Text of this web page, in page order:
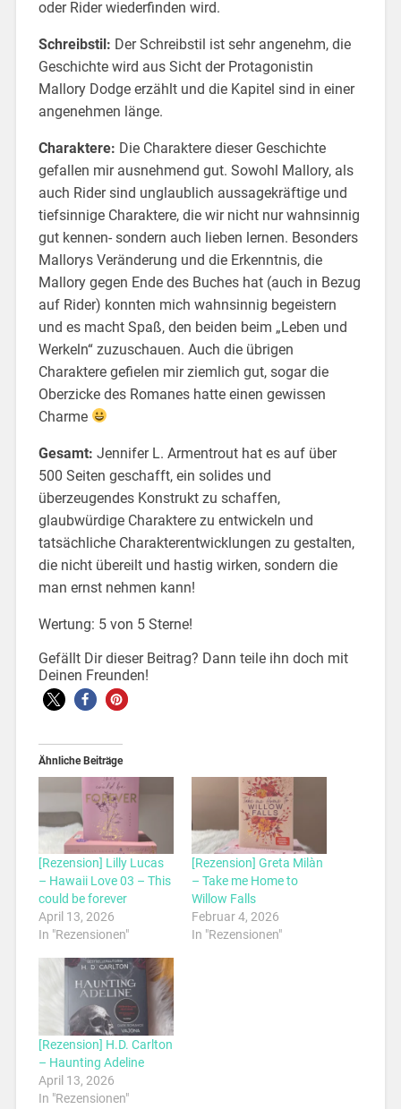
oder Rider wiederfinden wird.
Schreibstil: Der Schreibstil ist sehr angenehm, die
Geschichte wird aus Sicht der Protagonistin
Mallory Dodge erzählt und die Kapitel sind in einer
angenehmen länge.
Charaktere: Die Charaktere dieser Geschichte
gefallen mir ausnehmend gut. Sowohl Mallory, als
auch Rider sind unglaublich aussagekräftige und
tiefsinnige Charaktere, die wir nicht nur wahnsinnig
gut kennen- sondern auch lieben lernen. Besonders
Mallorys Veränderung und die Erkenntnis, die
Mallory gegen Ende des Buches hat (auch in Bezug
auf Rider) konnten mich wahnsinnig begeistern
und es macht Spaß, den beiden beim „Leben und
Werkeln“ zuzuschauen. Auch die übrigen
Charaktere gefielen mir ziemlich gut, sogar die
Oberzicke des Romanes hatte einen gewissen
Charme
Gesamt: Jennifer L. Armentrout hat es auf über
500 Seiten geschafft, ein solides und
überzeugendes Konstrukt zu schaffen,
glaubwürdige Charaktere zu entwickeln und
tatsächliche Charakterentwicklungen zu gestalten,
die nicht übereilt und hastig wirken, sondern die
man ernst nehmen kann!
Wertung: 5 von 5 Sterne!
Gefällt Dir dieser Beitrag? Dann teile ihn doch mit
Deinen Freunden!
Ähnliche Beiträge
[Rezension] Lilly Lucas
– Hawaii Love 03 – This
could be forever
April 13, 2026
In "Rezensionen"
[Rezension] Greta Milàn
– Take me Home to
Willow Falls
Februar 4, 2026
In "Rezensionen"
[Rezension] H.D. Carlton
– Haunting Adeline
April 13, 2026
In "Rezensionen"